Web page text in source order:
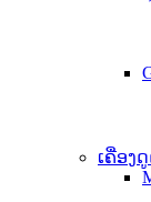
ເຄື່ອງ